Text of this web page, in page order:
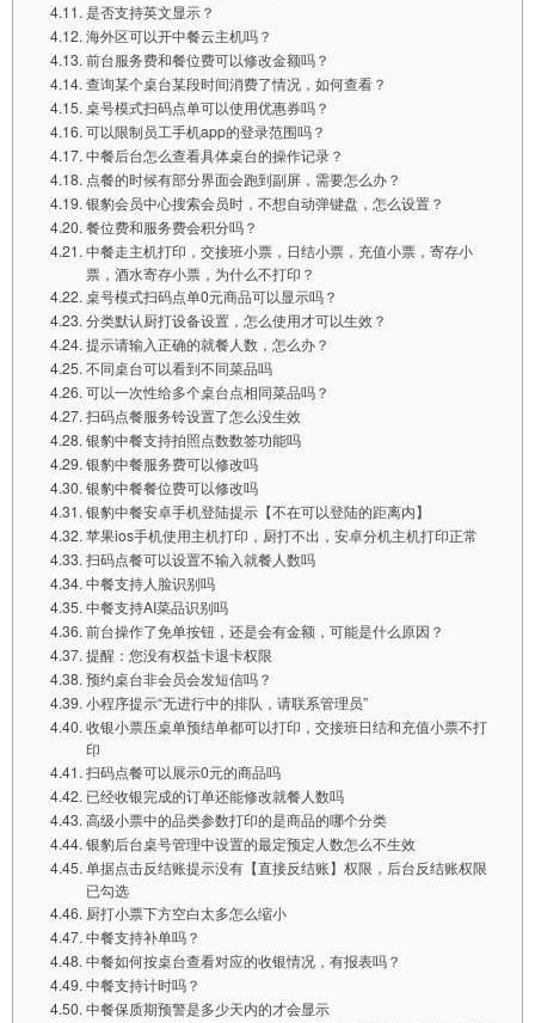
是否支持英文显示？
海外区可以开中餐云主机吗？
前台服务费和餐位费可以修改金额吗？
查询某个桌台某段时间消费了情况，如何查看？
桌号模式扫码点单可以使用优惠券吗？
可以限制员工手机app的登录范围吗？
中餐后台怎么查看具体桌台的操作记录？
点餐的时候有部分界面会跑到副屏，需要怎么办？
银豹会员中心搜索会员时，不想自动弹键盘，怎么设置？
餐位费和服务费会积分吗？
中餐走主机打印，交接班小票，日结小票，充值小票，寄存小
票，酒水寄存小票，为什么不打印？
桌号模式扫码点单0元商品可以显示吗？
分类默认厨打设备设置，怎么使用才可以生效？
提示请输入正确的就餐人数，怎么办？
不同桌台可以看到不同菜品吗
可以一次性给多个桌台点相同菜品吗？
扫码点餐服务铃设置了怎么没生效
银豹中餐支持拍照点数数签功能吗
银豹中餐服务费可以修改吗
银豹中餐餐位费可以修改吗
银豹中餐安卓手机登陆提示【不在可以登陆的距离内】
苹果ios手机使用主机打印，厨打不出，安卓分机主机打印正常
扫码点餐可以设置不输入就餐人数吗
中餐支持人脸识别吗
中餐支持AI菜品识别吗
前台操作了免单按钮，还是会有金额，可能是什么原因？
提醒：您没有权益卡退卡权限
预约桌台非会员会发短信吗？
小程序提示“无进行中的排队，请联系管理员”
收银小票压桌单预结单都可以打印，交接班日结和充值小票不打
印
扫码点餐可以展示0元的商品吗
已经收银完成的订单还能修改就餐人数吗
高级小票中的品类参数打印的是商品的哪个分类
银豹后台桌号管理中设置的最定预定人数怎么不生效
单据点击反结账提示没有【直接反结账】权限，后台反结账权限
已勾选
厨打小票下方空白太多怎么缩小
中餐支持补单吗？
中餐如何按桌台查看对应的收银情况，有报表吗？
中餐支持计时吗？
中餐保质期预警是多少天内的才会显示